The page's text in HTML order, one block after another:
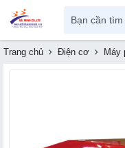
Trang chủ Điện cơ Máy